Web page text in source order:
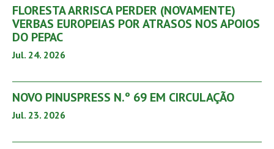
FLORESTA ARRISCA PERDER (NOVAMENTE)
VERBAS EUROPEIAS POR ATRASOS NOS APOIOS
DO PEPAC
Jul. 24. 2026
NOVO PINUSPRESS N.º 69 EM CIRCULAÇÃO
Jul. 23. 2026